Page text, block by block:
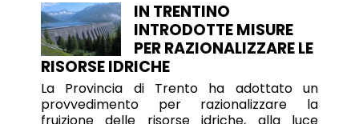
IN TRENTINO
INTRODOTTE MISURE
PER RAZIONALIZZARE LE
RISORSE IDRICHE
La Provincia di Trento ha adottato un
provvedimento per razionalizzare la